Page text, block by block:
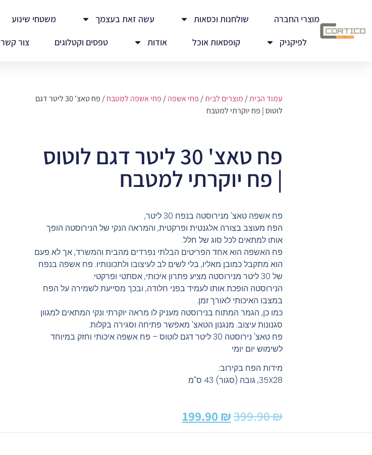
מוצרי החברה שולחנות וכסאות עשה זאת בעצמך משטחי שינוע
לפיקניק
קופסאות אוכל אודות טפסים וקטלוגים צור קשר
עמוד הבית/ מוצרים לבית/ פחי אשפה/ פחי אשפה למטבח
/ פח טאצ' 30 ליטר דגם
לוטוס | פח יוקרתי למטבח
פח טאצ' 30 ליטר דגם לוטוס
| פח יוקרתי למטבח
פח אשפה טאצ' מנירוסטה בנפח 30 ליטר,
הפח מעוצב בצורה אלגנטית ופרקטית, והמראה הנקי של הנירוסטה הופך
אותו למתאים לכל סוג של חלל.
פח האשפה הוא אחד הפריטים הבלתי נפרדים מהבית והמשרד, אך לא פעם
הוא מתקבל כמובן מאליו, בלי לשים לב לעיצובו ולתכונותיו. פח אשפה בנפח
של 30 ליטר מנירוסטה מציע פתרון איכותי, אסתטי ופרקטי.
הנירוסטה הופכת אותו לעמיד בפני חלודה, ובכך מסייעת לשמירה על הפח
במצבו האיכותי לאורך זמן.
כמו כן, הגמר המתוח בנירוסטה מעניק לו מראה יוקרתי ונקי המתאים למגוון
סגנונות עיצוב. מנגנון הטאצ' מאפשר פתיחה וסגירה בקלות.
פח טאצ' נירוסטה 30 ליטר דגם לוטוס – פח אשפה איכותי וחזק במיוחד
לשימוש יום יומי
מידות הפח בקירוב:
35X28, גובה (סגור) 43 ס"מ
399.90₪
199.90 ₪